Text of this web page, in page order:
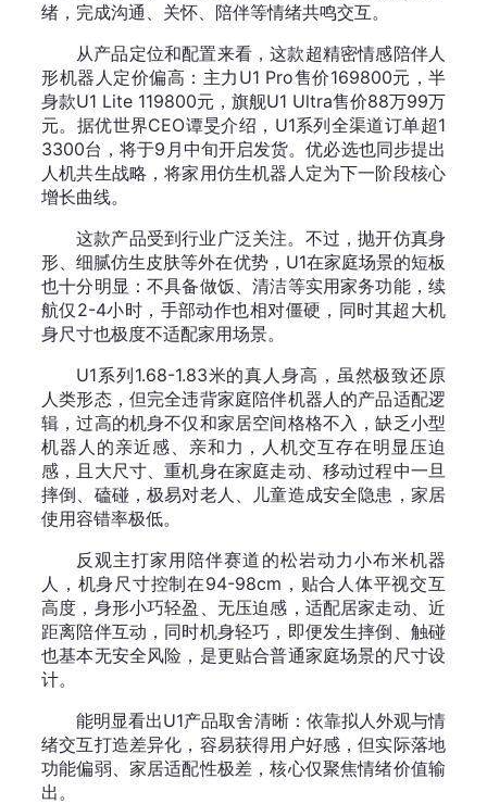
绪，完成沟通、关怀、陪伴等情绪共鸣交互。
从产品定位和配置来看，这款超精密情感陪伴人
形机器人定价偏高：主力U1 Pro售价169800元，半
身款U1 Lite 119800元，旗舰U1 Ultra售价88万99万
元。据优世界CEO谭旻介绍，U1系列全渠道订单超1
3300台，将于9月中旬开启发货。优必选也同步提出
人机共生战略，将家用仿生机器人定为下一阶段核心
增长曲线。
这款产品受到行业广泛关注。不过，抛开仿真身
形、细腻仿生皮肤等外在优势，U1在家庭场景的短板
也十分明显：不具备做饭、清洁等实用家务功能，续
航仅2-4小时，手部动作也相对僵硬，同时其超大机
身尺寸也极度不适配家用场景。
U1系列1.68-1.83米的真人身高，虽然极致还原
人类形态，但完全违背家庭陪伴机器人的产品适配逻
辑，过高的机身不仅和家居空间格格不入，缺乏小型
机器人的亲近感、亲和力，人机交互存在明显压迫
感，且大尺寸、重机身在家庭走动、移动过程中一旦
摔倒、磕碰，极易对老人、儿童造成安全隐患，家居
使用容错率极低。
反观主打家用陪伴赛道的松岩动力小布米机器
人，机身尺寸控制在94-98cm，贴合人体平视交互
高度，身形小巧轻盈、无压迫感，适配居家走动、近
距离陪伴互动，同时机身轻巧，即便发生摔倒、触碰
也基本无安全风险，是更贴合普通家庭场景的尺寸设
计。
能明显看出U1产品取舍清晰：依靠拟人外观与情
绪交互打造差异化，容易获得用户好感，但实际落地
功能偏弱、家居适配性极差，核心仅聚焦情绪价值输
出。